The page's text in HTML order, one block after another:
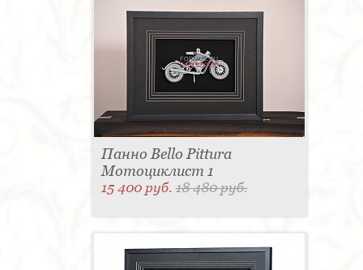
Панно Bello Pittura
Мотоциклист 1
15 400 руб.18 480 руб.